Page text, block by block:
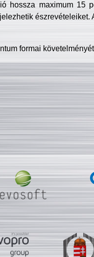
hossza maximum 15
formai